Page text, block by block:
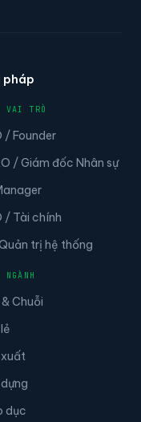
pháp
VAI TRÒ
/ Founder
/ Giám đốc Nhân sự
/ Tài chính
trị hệ thống
NGÀNH
Chuỗi
dục